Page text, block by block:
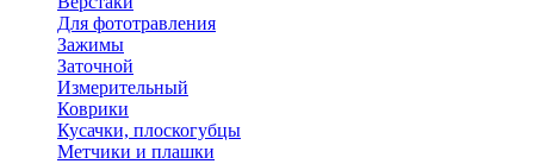
Для фототравления
Зажимы
Заточной
Измерительный
Коврики
Кусачки, плоскогубцы
Метчики и плашки